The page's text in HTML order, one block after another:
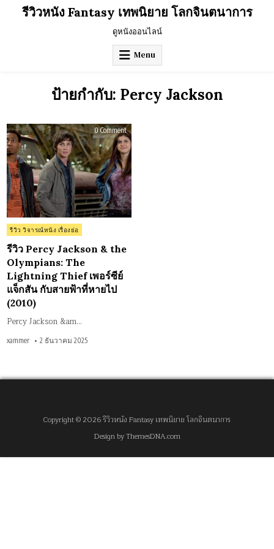
รีวิวหนัง Fantasy เทพนิยาย โลกจินตนาการ
ดูหนังออนไลน์
Menu
ป้ายกำกับ: Percy Jackson
0 Commenton
รีวิว
Percy
Jackson
&
the
Olympians:
The
Lightning
Thief
เพ
อร์
ซีย์
ที่
หาย
Posted
in
รีวิว วิจารณ์หนัง เรื่องย่อ
รีวิว Percy Jackson & the
Olympians: The
Lightning Thief เพอร์ซีย์
แจ็กสัน กับสายฟ้าที่หายไป
(2010)
Percy Jackson &am…
xammer 2 ธันวาคม 2025
Copyright © 2026 รีวิวหนัง Fantasy เทพนิยาย โลกจินตนาการ
Design by ThemesDNA.com